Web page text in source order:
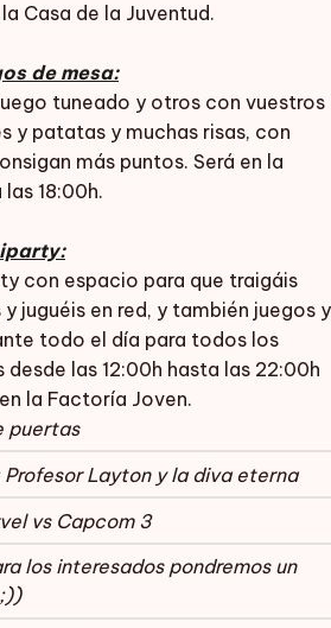
Casa de la Juventud.
de mesa:
tuneado y otros con vuestros
y patatas y muchas risas, con
más puntos. Será en la
18:00h.
con espacio para que traigáis
juguéis en red, y también juegos y
todo el día para todos los
las 12:00h hasta las 22:00h
la Factoría Joven.
puertas
Layton y la diva eterna
vs Capcom 3
los interesados pondremos un